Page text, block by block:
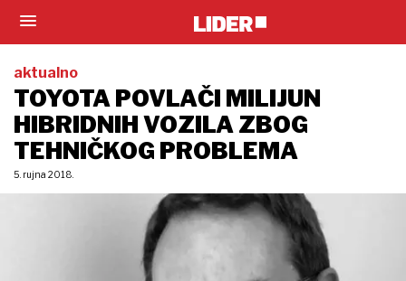
aktualno
TOYOTA POVLAČI MILIJUN
HIBRIDNIH VOZILA ZBOG
TEHNIČKOG PROBLEMA
5. rujna 2018.